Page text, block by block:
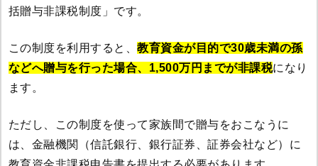
括贈与非課税制度」です。
この制度を利用すると、 教育資金が目的で30歳未満の孫
などへ贈与を行った場合、1,500万円までが非課税になり
ます。
ただし、この制度を使って家族間で贈与をおこなうに
は、金融機関（信託銀行、銀行証券、証券会社など）に